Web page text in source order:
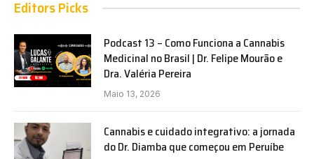
Editors Picks
Podcast 13 – Como Funciona a Cannabis
Medicinal no Brasil | Dr. Felipe Mourão e
Dra. Valéria Pereira
Maio 13, 2026
Cannabis e cuidado integrativo: a jornada
do Dr. Diamba que começou em Peruíbe